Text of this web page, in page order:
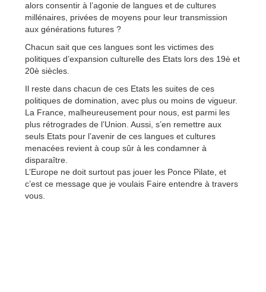
alors consentir à l’agonie de langues et de cultures
millénaires, privées de moyens pour leur transmission
aux générations futures ?
Chacun sait que ces langues sont les victimes des
politiques d’expansion culturelle des Etats lors des 19è et
20è siècles.
Il reste dans chacun de ces Etats les suites de ces
politiques de domination, avec plus ou moins de vigueur.
La France, malheureusement pour nous, est parmi les
plus rétrogrades de l’Union. Aussi, s’en remettre aux
seuls Etats pour l’avenir de ces langues et cultures
menacées revient à coup sûr à les condamner à
disparaître.
L’Europe ne doit surtout pas jouer les Ponce Pilate, et
c’est ce message que je voulais Faire entendre à travers
vous.